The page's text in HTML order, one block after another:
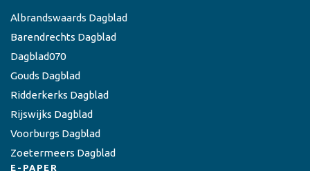
Albrandswaards Dagblad
Barendrechts Dagblad
Dagblad070
Gouds Dagblad
Ridderkerks Dagblad
Rijswijks Dagblad
Voorburgs Dagblad
Zoetermeers Dagblad
E-PAPER